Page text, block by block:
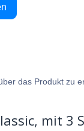
das Produkt zu
mit 3